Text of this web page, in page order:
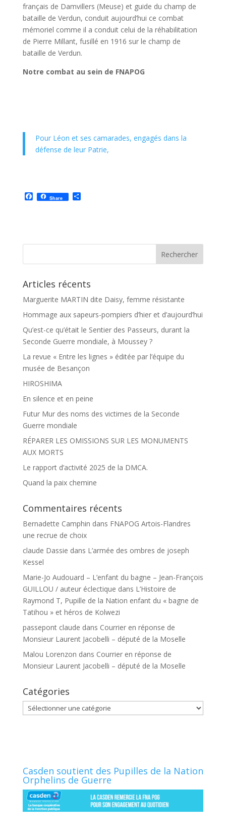
français de Damvillers (Meuse) et guide du champ de
bataille de Verdun, conduit aujourd’hui ce combat
mémoriel comme il a conduit celui de la réhabilitation
de Pierre Millant, fusillé en 1916 sur le champ de
bataille de Verdun.
Notre combat au sein de FNAPOG
Pour Léon et ses camarades, engagés dans la
défense de leur Patrie,
F
a
o
Share P
e
Articles récents
Marguerite MARTIN dite Daisy, femme résistante
Hommage aux sapeurs-pompiers d’hier et d’aujourd’hui
Qu’est-ce qu’était le Sentier des Passeurs, durant la
Seconde Guerre mondiale, à Moussey ?
La revue « Entre les lignes » éditée par l’équipe du
musée de Besançon
HIROSHIMA
En silence et en peine
Futur Mur des noms des victimes de la Seconde
Guerre mondiale
RÉPARER LES OMISSIONS SUR LES MONUMENTS
AUX MORTS
Le rapport d’activité 2025 de la DMCA.
Quand la paix chemine
Commentaires récents
Bernadette Camphin dans FNAPOG Artois-Flandres
une recrue de choix
claude Dassie dans L’armée des ombres de joseph
Kessel
Marie-Jo Audouard – L’enfant du bagne – Jean-François
GUILLOU / auteur éclectique dans L’Histoire de
Raymond T, Pupille de la Nation enfant du « bagne de
Tatihou » et héros de Kolwezi
passepont claude dans Courrier en réponse de
Monsieur Laurent Jacobelli – député de la Moselle
Malou Lorenzon dans Courrier en réponse de
Monsieur Laurent Jacobelli – député de la Moselle
Catégories
Catégories
Casden soutient des Pupilles de la Nation
Orphelins de Guerre